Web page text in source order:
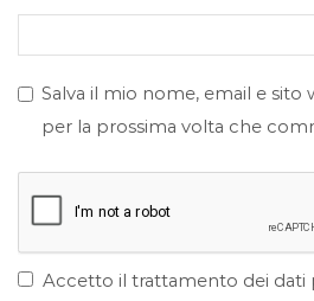
Salva il mio nome, email e
per la prossima volta che
Accetto il trattamento dei dati